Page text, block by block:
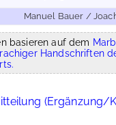
Manuel Bauer /
basieren auf dem
Handschriften
(Ergänzung/